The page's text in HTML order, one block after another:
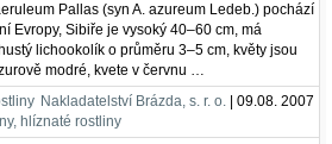
Pallas (syn A. azureum Ledeb.) pochází
Evropy, Sibiře je vysoký 40–60 cm, má
lichookolík o průměru 3–5 cm, květy jsou
modré, kvete v červnu …
Nakladatelství Brázda, s. r. o. | 09.08. 2007
hlíznaté rostliny